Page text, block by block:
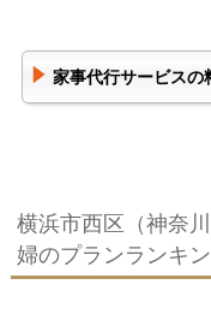
家事代行サービスの
横浜市西区（神奈
婦のプランランキ